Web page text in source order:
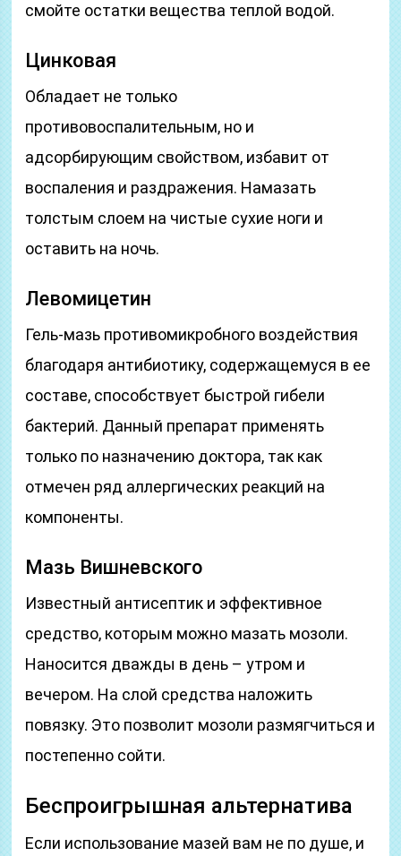
смойте остатки вещества теплой водой.
Цинковая
Обладает не только
противовоспалительным, но и
адсорбирующим свойством, избавит от
воспаления и раздражения. Намазать
толстым слоем на чистые сухие ноги и
оставить на ночь.
Левомицетин
Гель-мазь противомикробного воздействия
благодаря антибиотику, содержащемуся в ее
составе, способствует быстрой гибели
бактерий. Данный препарат применять
только по назначению доктора, так как
отмечен ряд аллергических реакций на
компоненты.
Мазь Вишневского
Известный антисептик и эффективное
средство, которым можно мазать мозоли.
Наносится дважды в день – утром и
вечером. На слой средства наложить
повязку. Это позволит мозоли размягчиться и
постепенно сойти.
Беспроигрышная альтернатива
Если использование мазей вам не по душе, и